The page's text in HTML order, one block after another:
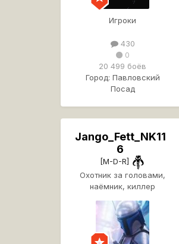
Игроки
430
0
20 499 боёв
Город: Павловский
Посад
Jango_Fett_NK11
6
[M-D-R]
Охотник за головами,
наёмник, киллер